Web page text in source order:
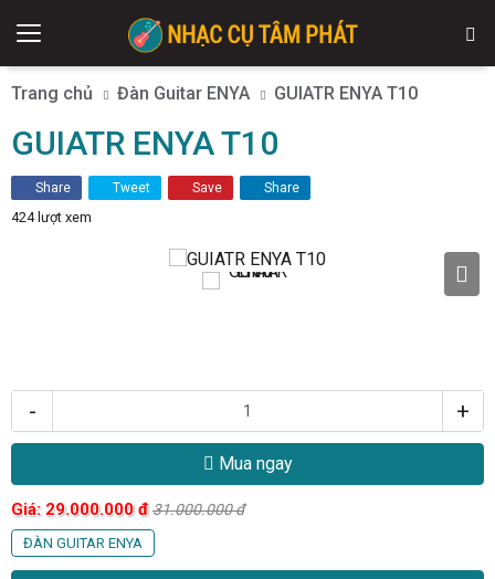
Trang chủ Đàn Guitar ENYA GUIATR ENYA T10
GUIATR ENYA T10
Share Tweet Save Share
424 lượt xem
- +
Mua ngay
Giá: 29.000.000 đ 31.000.000đ
ĐÀN GUITAR ENYA